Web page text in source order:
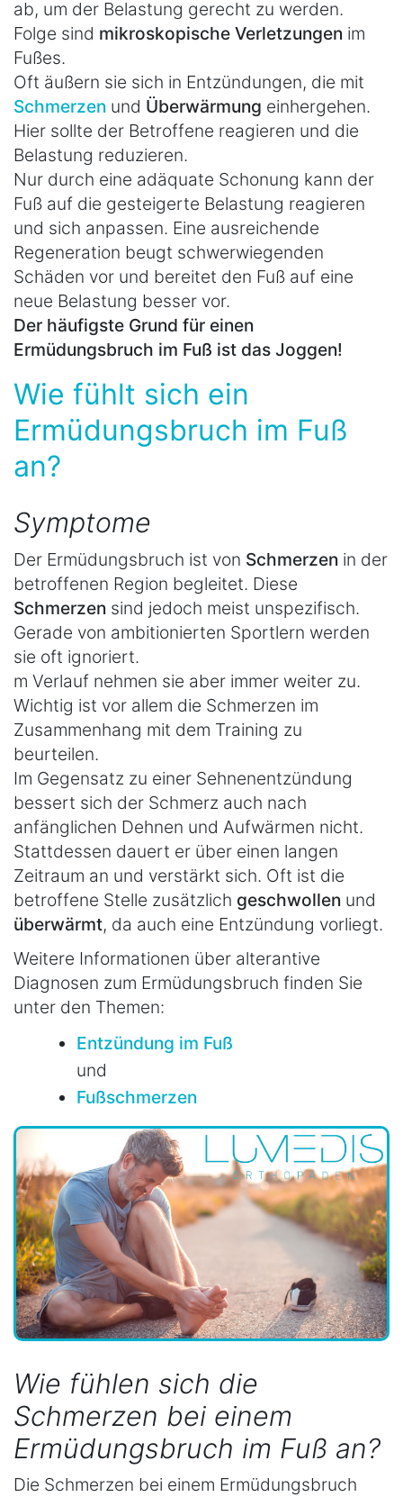
ab, um der Belastung gerecht zu werden.
Folge sind mikroskopische Verletzungen im
Fußes.
Oft äußern sie sich in Entzündungen, die mit
Schmerzen und Überwärmung einhergehen.
Hier sollte der Betroffene reagieren und die
Belastung reduzieren.
Nur durch eine adäquate Schonung kann der
Fuß auf die gesteigerte Belastung reagieren
und sich anpassen. Eine ausreichende
Regeneration beugt schwerwiegenden
Schäden vor und bereitet den Fuß auf eine
neue Belastung besser vor.
Der häufigste Grund für einen
Ermüdungsbruch im Fuß ist das Joggen!
Wie fühlt sich ein
Ermüdungsbruch im Fuß
an?
Symptome
Der Ermüdungsbruch ist von Schmerzen in der
betroffenen Region begleitet. Diese
Schmerzen sind jedoch meist unspezifisch.
Gerade von ambitionierten Sportlern werden
sie oft ignoriert.
m Verlauf nehmen sie aber immer weiter zu.
Wichtig ist vor allem die Schmerzen im
Zusammenhang mit dem Training zu
beurteilen.
Im Gegensatz zu einer Sehnenentzündung
bessert sich der Schmerz auch nach
anfänglichen Dehnen und Aufwärmen nicht.
Stattdessen dauert er über einen langen
Zeitraum an und verstärkt sich. Oft ist die
betroffene Stelle zusätzlich geschwollen und
überwärmt, da auch eine Entzündung vorliegt.
Weitere Informationen über alterantive
Diagnosen zum Ermüdungsbruch finden Sie
unter den Themen:
Entzündung im Fuß
und
Fußschmerzen
Wie fühlen sich die
Schmerzen bei einem
Ermüdungsbruch im Fuß an?
Die Schmerzen bei einem Ermüdungsbruch